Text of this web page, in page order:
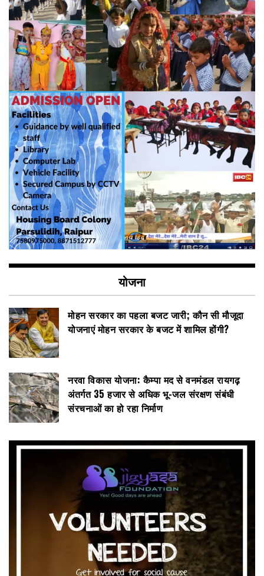
योजना
मोहन सरकार का पहला बजट जारी; कौन सी मौजूदा
योजनाएं मोहन सरकार के बजट में शामिल होंगी?
नरवा विकास योजना: कैम्पा मद से वनमंडल रायगढ़
अंतर्गत 35 हजार से अधिक भू-जल संरक्षण संबंधी
संरचनाओं का हो रहा निर्माण